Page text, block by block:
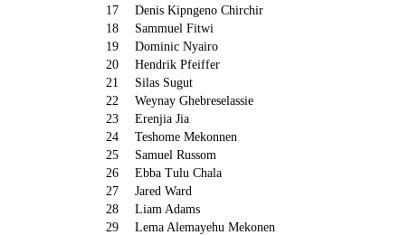
17
Denis Kipngeno Chirchir
18
Sammuel Fitwi
19
Dominic Nyairo
20
Hendrik Pfeiffer
21
Silas Sugut
22
Weynay Ghebreselassie
23
Erenjia Jia
24
Teshome Mekonnen
25
Samuel Russom
26
Ebba Tulu Chala
27
Jared Ward
28
Liam Adams
29
Lema Alemayehu Mekonen